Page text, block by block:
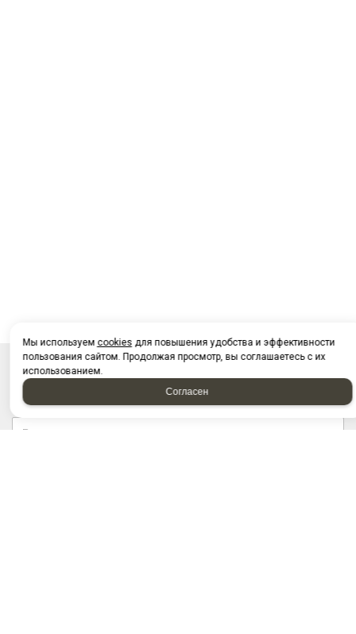
НАПИСАТЬ НАМ
Мы используем cookies для повышения удобства и эффективности
пользования сайтом. Продолжая просмотр, вы соглашаетесь с их
использованием.
Согласен